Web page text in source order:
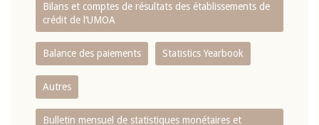
Bilans et comptes de résultats des établissements de
crédit de l‘UMOA
Balance des paiements Statistics Yearbook
Autres
Bulletin mensuel de statistiques monétaires et